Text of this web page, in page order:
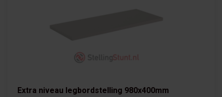
Extra niveau legbordstelling 980x400mm